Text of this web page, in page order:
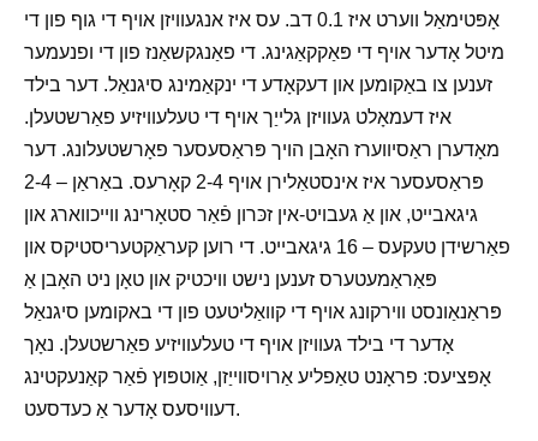
אָפּטימאַל ווערט איז 0.1 דב. עס איז אנגעוויזן אויף די גוף פון די
מיטל אָדער אויף די פּאַקקאַגינג. די פאַנגקשאַנז פון די ופנעמער
זענען צו באַקומען און דעקאָדע די ינקאַמינג סיגנאַל. דער בילד
איז דעמאָלט געוויזן גלייַך אויף די טעלעוויזיע פאַרשטעלן.
מאָדערן ראַסיווערז האָבן הויך פּראַסעסער פאָרשטעלונג. דער
פּראַסעסער איז אינסטאַלירן אויף 2-4 קאָרעס. באַראַן – 2-4
גיגאבייט, און אַ געבויט-אין זכּרון פֿאַר סטאָרינג ווייכווארג און
פאַרשידן טעקעס – 16 גיגאבייט. די רוען קעראַקטעריסטיקס און
פּאַראַמעטערס זענען נישט וויכטיק און טאָן ניט האָבן אַ
פּראַנאַונסט ווירקונג אויף די קוואַליטעט פון די באקומען סיגנאַל
אָדער די בילד געוויזן אויף די טעלעוויזיע פאַרשטעלן. נאָך
אָפּציעס: פראָנט טאַפליע אַרויסווייַזן, אַוטפּוץ פֿאַר קאַנעקטינג
דעוויסעס אָדער אַ כעדסעט.